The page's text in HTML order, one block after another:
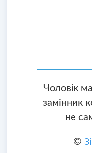
Чоловік
замінник
не
©